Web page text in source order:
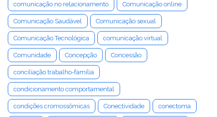
comunicação no relacionamento Comunicação online
Comunicação Saudável Comunicação sexual
Comunicação Tecnológica comunicação virtual
Comunidade Concepção Concessão
conciliação trabalho-família
condicionamento comportamental
condições cromossômicas Conectividade conectoma